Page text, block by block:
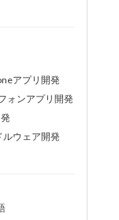
アプリ開発
ォンアプリ開発
ルウェア開発